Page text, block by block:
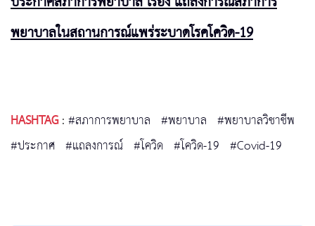
พยาบาลในสถานการณ์แพร่ระบาดโรคโควิด-19
HASHTAG:#สภาการพยาบาล #พยาบาล #พยาบาลวิชาชีพ
#ประกาศ #แถลงการณ์ #โควิด #โควิด-19 #Covid-19